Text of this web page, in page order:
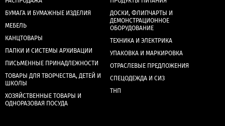
БУМАГА И БУМАЖНЫЕ ИЗДЕЛИЯ
МЕБЕЛЬ
КАНЦТОВАРЫ
ПАПКИ И СИСТЕМЫ АРХИВАЦИИ
ПИСЬМЕННЫЕ ПРИНАДЛЕЖНОСТИ
ТОВАРЫ ДЛЯ ТВОРЧЕСТВА, ДЕТЕЙ И
ШКОЛЫ
ХОЗЯЙСТВЕННЫЕ ТОВАРЫ И
ОДНОРАЗОВАЯ ПОСУДА
ДОСКИ, ФЛИПЧАРТЫ И
ДЕМОНСТРАЦИОННОЕ
ОБОРУДОВАНИЕ
ТЕХНИКА И ЭЛЕКТРИКА
УПАКОВКА И МАРКИРОВКА
ОТРАСЛЕВЫЕ ПРЕДЛОЖЕНИЯ
СПЕЦОДЕЖДА И СИЗ
ТНП